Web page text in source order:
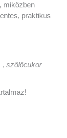
, miközben
praktikus
, szőlőcukor